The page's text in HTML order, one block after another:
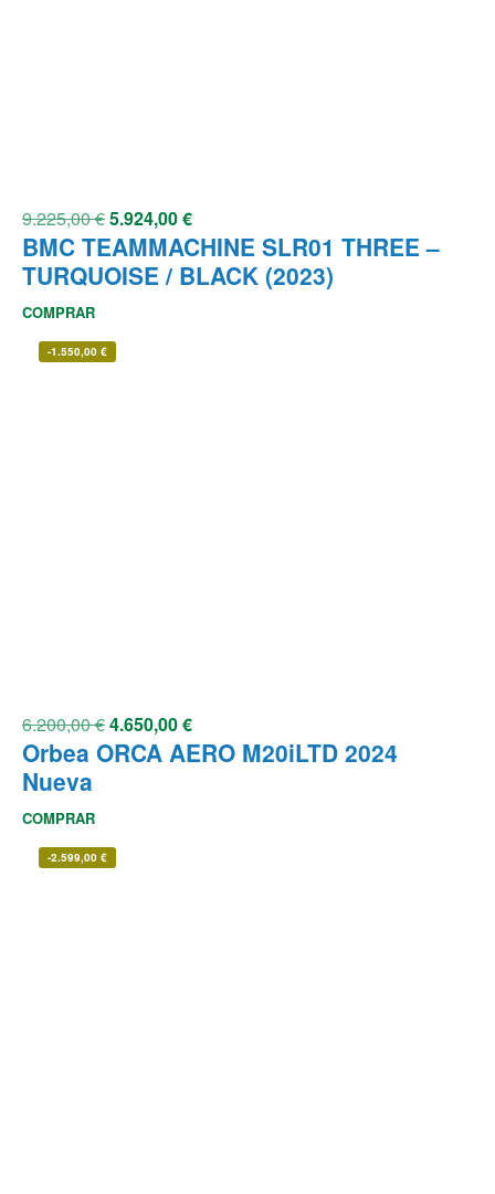
9.225,00€5.924,00€
BMC TEAMMACHINE SLR01 THREE –
TURQUOISE / BLACK (2023)
COMPRAR
-1.550,00 €
6.200,00€4.650,00€
Orbea ORCA AERO M20iLTD 2024
Nueva
COMPRAR
-2.599,00 €